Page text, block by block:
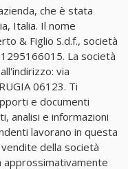
che è stata
Italia. Il nome
& Figlio S.d.f., società
La società
via
06123. Ti
e documenti
analisi e informazioni
lavorano in questa
della società
approssimativamente